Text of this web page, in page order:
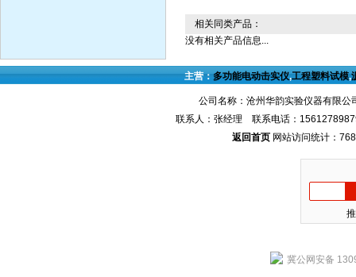
相关同类产品：
没有相关产品信息...
主营：多功能电动击实仪,工程塑料试模,
公司名称：沧州华韵实验仪器有限
联系人：张经理 联系电话：
返回首页 网站访问统计：
冀公网安备